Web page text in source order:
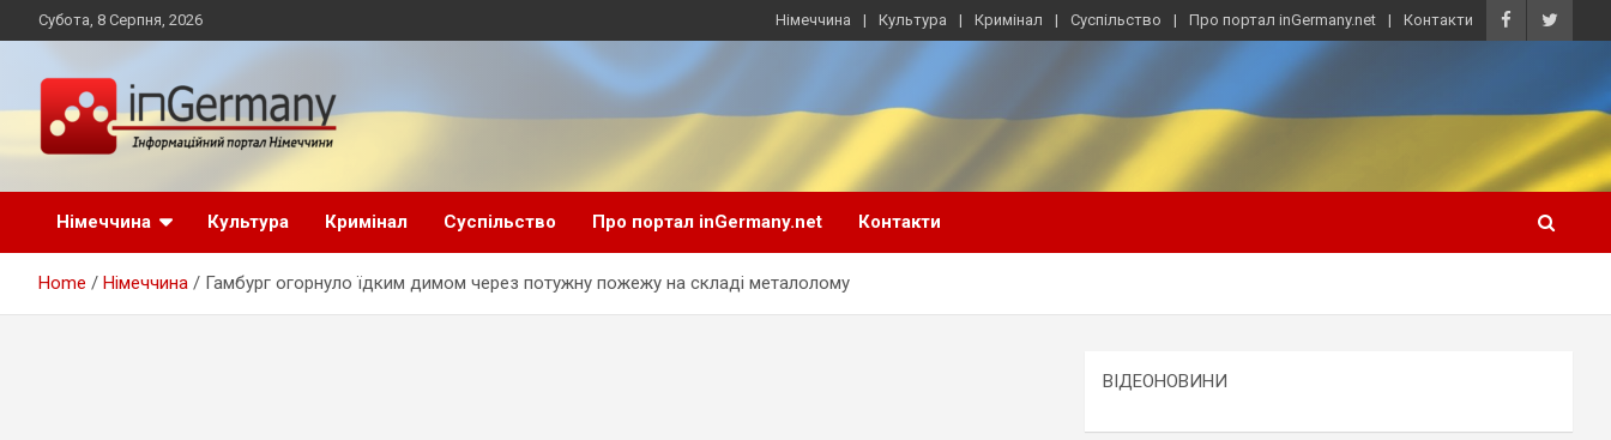
to
Субота, 8 Серпня, 2026 Німеччина Культура Кримінал Суспільство Про портал inGermany.net Контакти
inGermany.net
інформаційний
портал в Німеччині
Німеччини, українці в Німеччині
Німеччина
Культура Кримінал Суспільство Про портал inGermany.net Контакти
Home Німеччина Гамбург огорнуло їдким димом через потужну пожежу на складі металолому
ВІДЕОНОВИНИ